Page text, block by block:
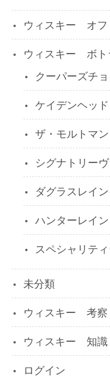
ウィスキー オフ
ウィスキー ボト
クーパーズチ
ケイデンヘッド
ザ・モルトマン
シグナトリー
ダグラスレイン
ハンターレイン
スペシャリテ
未分類
ウィスキー 考察
ウィスキー 知識
ログイン